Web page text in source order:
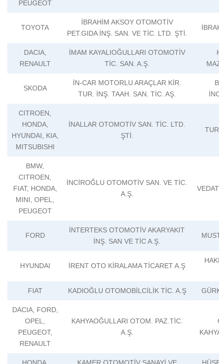
PEUGEOT
TOYOTA
İBRAHİM AKSOY OTOMOTİV
PET.GIDA İNŞ. SAN. VE TİC. LTD. ŞTİ.
DACIA,
RENAULT
İMAM KAYALIOĞULLARI OTOMOTİV
TİC. SAN. A.Ş.
SKODA
İN-CAR MOTORLU ARAÇLAR KİR.
TUR. İNŞ. TAAH. SAN. TİC. AŞ.
CITROEN,
HONDA,
HYUNDAI, KIA,
MITSUBISHI
İNALLAR OTOMOTİV SAN. TİC. LTD.
ŞTİ.
BMW,
CITROEN,
FIAT, HONDA,
MINI, OPEL,
PEUGEOT
İNCİROĞLU OTOMOTİV SAN. VE TİC.
A.Ş.
FORD
İNTERTEKS OTOMOTİV AKARYAKIT
İNŞ. SAN VE TİC A.Ş.
HYUNDAI İRENT OTO KİRALAMA TİCARET A.Ş
FIAT KADIOĞLU OTOMOBİLCİLİK TİC. A.Ş
DACIA, FORD,
OPEL,
PEUGEOT,
RENAULT
KAHYAOĞULLARI OTOM. PAZ.TİC.
A.Ş.
HONDA, KAMER OTOMOTİV SANAYİ VE